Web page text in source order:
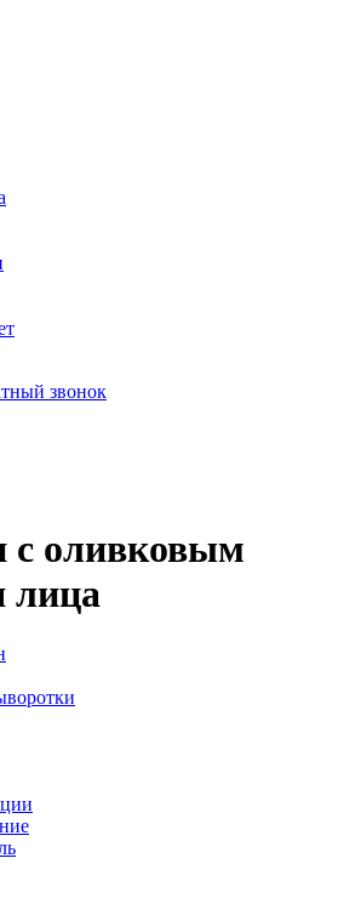
звонок
с оливковым
лица